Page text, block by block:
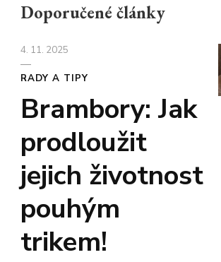
Doporučené články
4. 11. 2025
RADY A TIPY
Brambory: Jak
prodloužit
jejich životnost
pouhým
trikem!